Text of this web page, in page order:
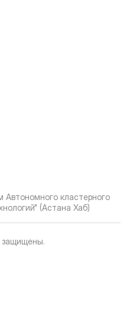
кластерного
(Астана Хаб)
защищены.